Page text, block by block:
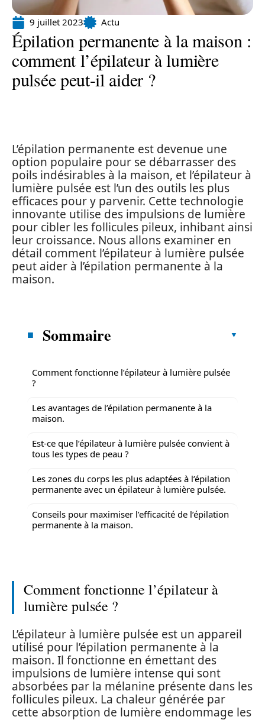
9 juillet 2023 Actu
Épilation permanente à la maison :
comment l’épilateur à lumière
pulsée peut-il aider ?
L’épilation permanente est devenue une
option populaire pour se débarrasser des
poils indésirables à la maison, et l’épilateur à
lumière pulsée est l’un des outils les plus
efficaces pour y parvenir. Cette technologie
innovante utilise des impulsions de lumière
pour cibler les follicules pileux, inhibant ainsi
leur croissance. Nous allons examiner en
détail comment l’épilateur à lumière pulsée
peut aider à l’épilation permanente à la
maison.
Sommaire
Comment fonctionne l’épilateur à lumière pulsée
?
Les avantages de l’épilation permanente à la
maison.
Est-ce que l’épilateur à lumière pulsée convient à
tous les types de peau ?
Les zones du corps les plus adaptées à l’épilation
permanente avec un épilateur à lumière pulsée.
Conseils pour maximiser l’efficacité de l’épilation
permanente à la maison.
Comment fonctionne l’épilateur à
lumière pulsée ?
L’épilateur à lumière pulsée est un appareil
utilisé pour l’épilation permanente à la
maison. Il fonctionne en émettant des
impulsions de lumière intense qui sont
absorbées par la mélanine présente dans les
follicules pileux. La chaleur générée par
cette absorption de lumière endommage les